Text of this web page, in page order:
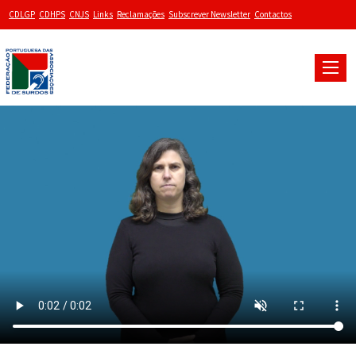
CDLGP CDHPS CNJS Links Reclamações Subscrever Newsletter Contactos
Toggle